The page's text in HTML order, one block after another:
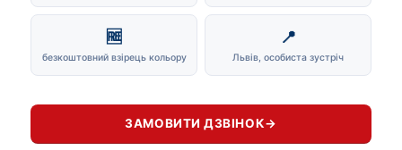
🆓
безкоштовний взірець кольору
📍
Львів, особиста зустріч
ЗАМОВИТИ ДЗВІНОК→